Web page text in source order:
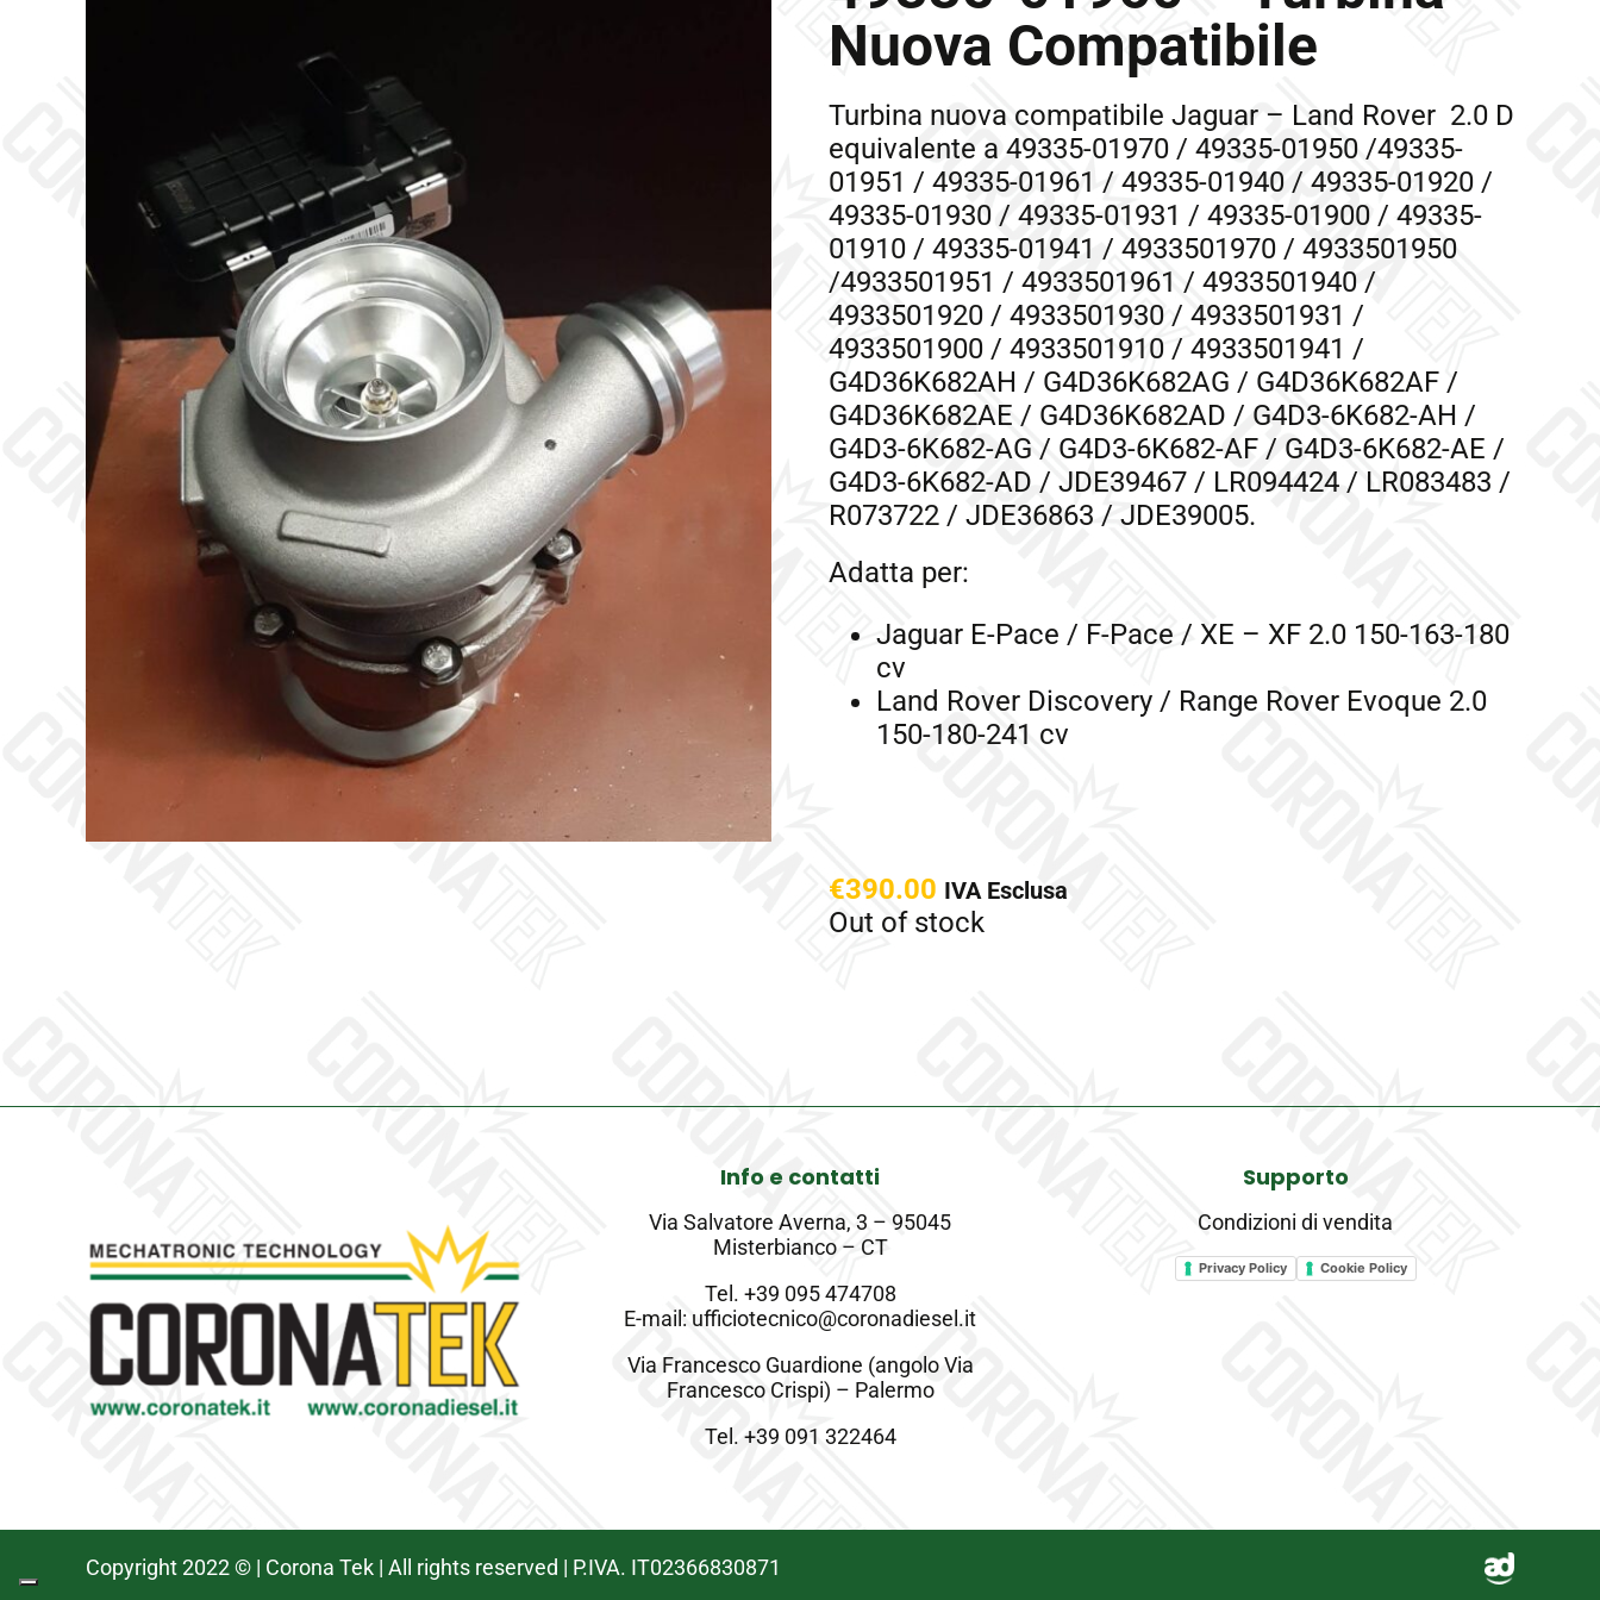
Nuova Compatibile
Turbina nuova compatibile Jaguar – Land Rover 2.0 D
equivalente a 49335-01970 / 49335-01950 /49335-
01951 / 49335-01961 / 49335-01940 / 49335-01920 /
49335-01930 / 49335-01931 / 49335-01900 / 49335-
01910 / 49335-01941 / 4933501970 / 4933501950
/4933501951 / 4933501961 / 4933501940 /
4933501920 / 4933501930 / 4933501931 /
4933501900 / 4933501910 / 4933501941 /
G4D36K682AH / G4D36K682AG / G4D36K682AF /
G4D36K682AE / G4D36K682AD / G4D3-6K682-AH /
G4D3-6K682-AG / G4D3-6K682-AF / G4D3-6K682-AE /
G4D3-6K682-AD / JDE39467 / LR094424 / LR083483 /
R073722 / JDE36863 / JDE39005.
Adatta per:
Jaguar E-Pace / F-Pace / XE – XF 2.0 150-163-180
cv
Land Rover Discovery / Range Rover Evoque 2.0
150-180-241 cv
€390.00 IVA Esclusa
Out of stock
Info e contatti
Via Salvatore Averna, 3 – 95045
Misterbianco – CT
Tel. +39 095 474708
E-mail: ufficiotecnico@coronadiesel.it
Via Francesco Guardione (angolo Via
Francesco Crispi) – Palermo
Tel. +39 091 322464
Supporto
Condizioni di vendita
Privacy Policy Cookie Policy
Copyright 2022 © | Corona Tek | All rights reserved | P.IVA. IT02366830871